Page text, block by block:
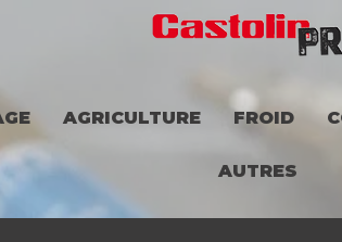
AGRICULTURE FROID
AUTRES